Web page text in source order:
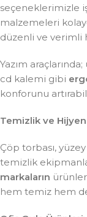
seçeneklerimizle
malzemeleri
düzenli ve verimli
Yazım
cd kalemi gibi
konforunu
Temizlik ve Hijyen
Çöp torbası,
temizlik
markaların
hem temiz hem